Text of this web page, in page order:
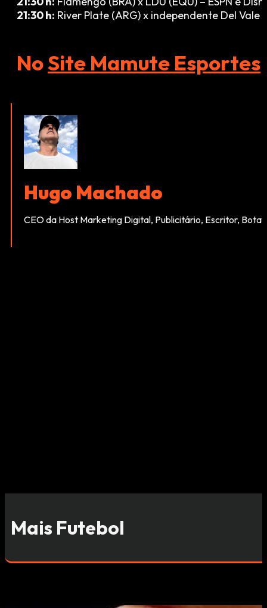
21:30 h: River Plate (ARG) x independente Del Vale
NoSite Mamute Esportes
Hugo Machado
CEO da Host Marketing Digital, Publicitário, Escritor,
Mais Futebol